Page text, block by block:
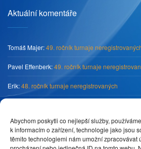
Abychom poskytli co nejlepší služby,
k informacím o zařízení, technologie jako jsou
těmito technologiemi nám umožní zpracovávat
Aktuální komentáře
Tomáš Majer:49. ročník turnaje
Pavel Effenberk:49. ročník turnaje
Erik:48. ročník turnaje neregistrovaných
Pedro:„O pohár předsedy SKK Primátor Náchod“